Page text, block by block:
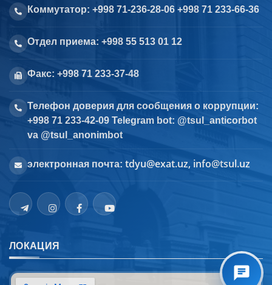
Коммутатор: +998 71-236-28-06 +998 71 233-66-36
Отдел приема: +998 55 513 01 12
Факс: +998 71 233-37-48
Телефон доверия для сообщения о коррупции:
+998 71 233-42-09 Telegram bot: @tsul_anticorbot
va @tsul_anonimbot
электронная почта: tdyu@exat.uz, info@tsul.uz
ЛОКАЦИЯ